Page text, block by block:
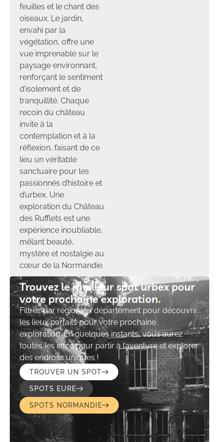
feuilles et le chant des
oiseaux. Le jardin,
envahi par la
végétation, offre une
vue imprenable sur le
paysage environnant,
renforçant le sentiment
d’isolement et de
tranquillité. Chaque
recoin du château
invite à la
contemplation et à la
réflexion, faisant de ce
lieu un véritable
sanctuaire pour les
passionnés d’histoire et
d’urbex. Une
exploration du Château
des Rufflets est une
expérience inoubliable,
mêlant beauté,
mystère et nostalgie au
cœur de la Normandie.
Trouvez le meilleur spot urbex pour
votre prochaine exploration​
Filtrez par région ou département pour découvrir
les lieux parfaits pour votre prochaine
exploration. En quelques instants, vous aurez
toutes les infos pour partir à l’aventure et explorer
des endroits uniques !
TROUVER UN SPOT
SPOTS EURE
SPOTS NORMANDIE